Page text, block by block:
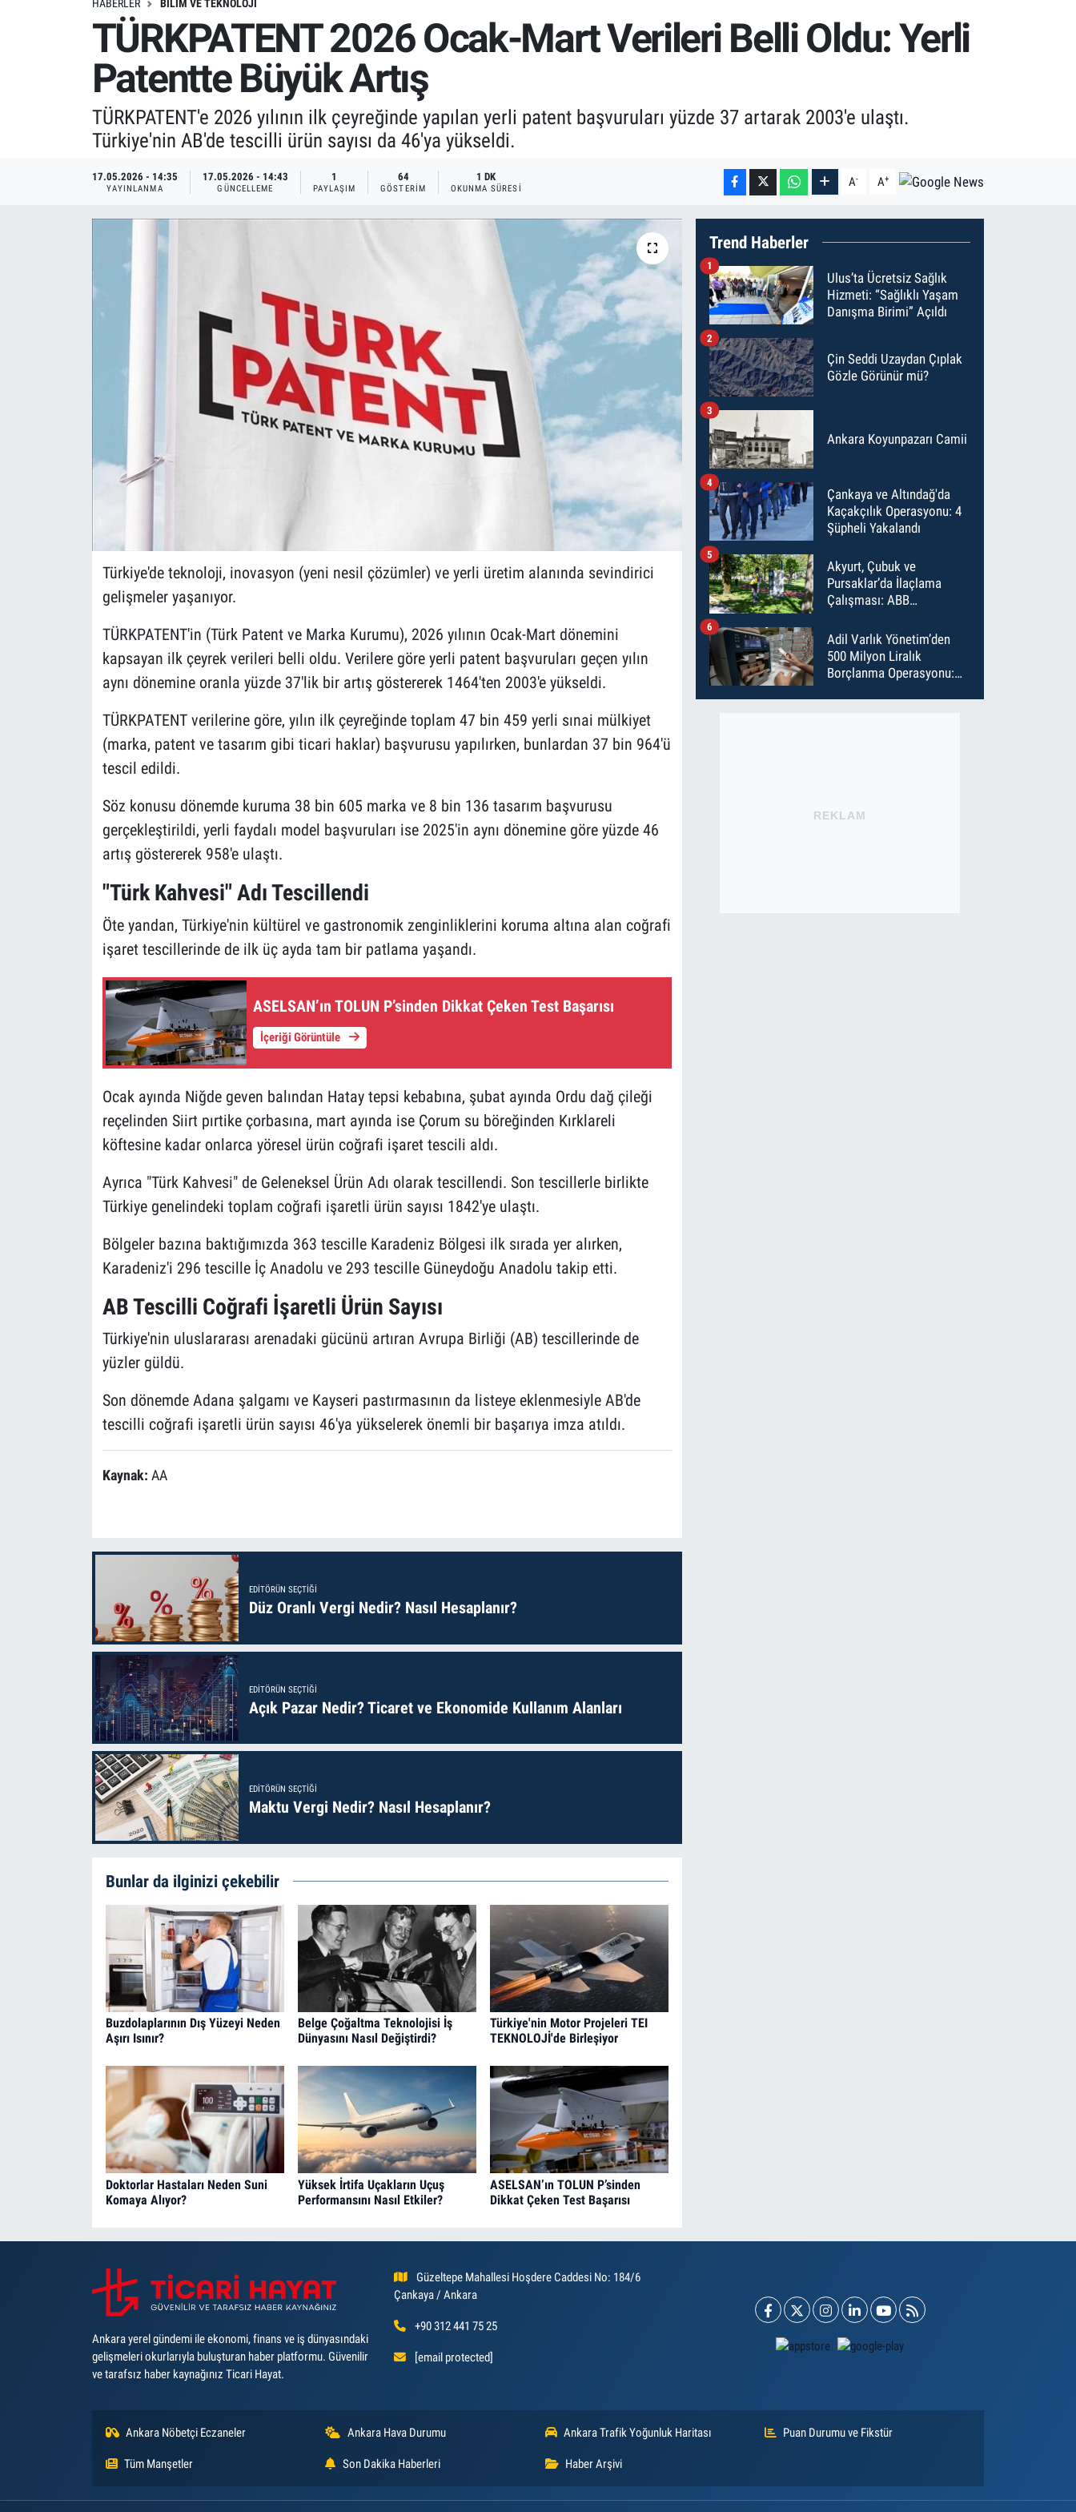
HABERLER BILIM VE TEKNOLOJI
TÜRKPATENT 2026 Ocak-Mart Verileri Belli Oldu: Yerli
Patentte Büyük Artış
TÜRKPATENT'e 2026 yılının ilk çeyreğinde yapılan yerli patent başvuruları yüzde 37 artarak 2003'e ulaştı.
Türkiye'nin AB'de tescilli ürün sayısı da 46'ya yükseldi.
17.05.2026 - 14:35
YAYINLANMA
17.05.2026 - 14:43
GÜNCELLEME
1
PAYLAŞIM
64
GÖSTERIM
1 DK
OKUNMA SÜRESI A- A+
Türkiye'de teknoloji, inovasyon (yeni nesil çözümler) ve yerli üretim alanında sevindirici
gelişmeler yaşanıyor.
TÜRKPATENT'in (Türk Patent ve Marka Kurumu), 2026 yılının Ocak-Mart dönemini
kapsayan ilk çeyrek verileri belli oldu. Verilere göre yerli patent başvuruları geçen yılın
aynı dönemine oranla yüzde 37'lik bir artış göstererek 1464'ten 2003'e yükseldi.
TÜRKPATENT verilerine göre, yılın ilk çeyreğinde toplam 47 bin 459 yerli sınai mülkiyet
(marka, patent ve tasarım gibi ticari haklar) başvurusu yapılırken, bunlardan 37 bin 964'ü
tescil edildi.
Söz konusu dönemde kuruma 38 bin 605 marka ve 8 bin 136 tasarım başvurusu
gerçekleştirildi, yerli faydalı model başvuruları ise 2025'in aynı dönemine göre yüzde 46
artış göstererek 958'e ulaştı.
"Türk Kahvesi" Adı Tescillendi
Öte yandan, Türkiye'nin kültürel ve gastronomik zenginliklerini koruma altına alan coğrafi
işaret tescillerinde de ilk üç ayda tam bir patlama yaşandı.
ASELSAN’ın TOLUN P’sinden Dikkat Çeken Test Başarısı
İçeriği Görüntüle
Ocak ayında Niğde geven balından Hatay tepsi kebabına, şubat ayında Ordu dağ çileği
reçelinden Siirt pırtike çorbasına, mart ayında ise Çorum su böreğinden Kırklareli
köftesine kadar onlarca yöresel ürün coğrafi işaret tescili aldı.
Ayrıca "Türk Kahvesi" de Geleneksel Ürün Adı olarak tescillendi. Son tescillerle birlikte
Türkiye genelindeki toplam coğrafi işaretli ürün sayısı 1842'ye ulaştı.
Bölgeler bazına baktığımızda 363 tescille Karadeniz Bölgesi ilk sırada yer alırken,
Karadeniz'i 296 tescille İç Anadolu ve 293 tescille Güneydoğu Anadolu takip etti.
AB Tescilli Coğrafi İşaretli Ürün Sayısı
Türkiye'nin uluslararası arenadaki gücünü artıran Avrupa Birliği (AB) tescillerinde de
yüzler güldü.
Son dönemde Adana şalgamı ve Kayseri pastırmasının da listeye eklenmesiyle AB'de
tescilli coğrafi işaretli ürün sayısı 46'ya yükselerek önemli bir başarıya imza atıldı.
Kaynak: AA
EDITÖRÜN SEÇTIĞI
Düz Oranlı Vergi Nedir? Nasıl Hesaplanır?
EDITÖRÜN SEÇTIĞI
Açık Pazar Nedir? Ticaret ve Ekonomide Kullanım Alanları
EDITÖRÜN SEÇTIĞI
Maktu Vergi Nedir? Nasıl Hesaplanır?
Bunlar da ilginizi çekebilir
Buzdolaplarının Dış Yüzeyi Neden
Aşırı Isınır?
Belge Çoğaltma Teknolojisi İş
Dünyasını Nasıl Değiştirdi?
Türkiye'nin Motor Projeleri TEI
TEKNOLOJİ'de Birleşiyor
Doktorlar Hastaları Neden Suni
Komaya Alıyor?
Yüksek İrtifa Uçakların Uçuş
Performansını Nasıl Etkiler?
ASELSAN’ın TOLUN P’sinden
Dikkat Çeken Test Başarısı
Trend Haberler
Ulus’ta Ücretsiz Sağlık
Hizmeti: “Sağlıklı Yaşam
Danışma Birimi” Açıldı
1
Çin Seddi Uzaydan Çıplak
Gözle Görünür mü?
2
Ankara Koyunpazarı Camii
3
Çankaya ve Altındağ'da
Kaçakçılık Operasyonu: 4
Şüpheli Yakalandı
4
Akyurt, Çubuk ve
Pursaklar’da İlaçlama
Çalışması: ABB
İlaçladı
5
Adil Varlık Yönetim’den
500 Milyon Liralık
Borçlanma Operasyonu:
6
REKLAM
Ankara yerel gündemi ile ekonomi, finans ve iş dünyasındaki
gelişmeleri okurlarıyla buluşturan haber platformu. Güvenilir
ve tarafsız haber kaynağınız Ticari Hayat.
Güzeltepe Mahallesi Hoşdere Caddesi No: 184/6
Çankaya / Ankara
+90 312 441 75 25
[email protected]
Ankara Nöbetçi Eczaneler Ankara Hava Durumu Ankara Trafik Yoğunluk Haritası Puan Durumu ve Fikstür
Tüm Manşetler Son Dakika Haberleri Haber Arşivi